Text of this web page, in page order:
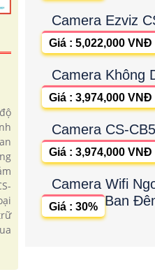
Camera Ezviz
Giá : 5,022,000 VNĐ
Camera Không
Giá : 3,974,000 VNĐ
Camera CS-
Giá : 3,974,000 VNĐ
Camera Wifi
Ban
Giá : 30%